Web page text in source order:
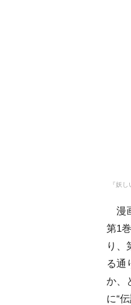
『妖
漫
第1
り、
る通
か、
に“